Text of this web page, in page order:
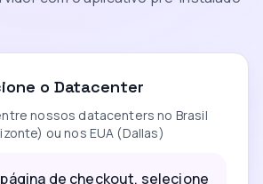
o Datacenter
nossos datacenters no Brasil
ou nos EUA (Dallas)
página de checkout, selecione